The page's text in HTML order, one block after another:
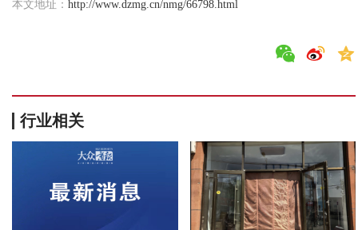
本文地址： http://www.dzmg.cn/nmg/66798.html
行业相关